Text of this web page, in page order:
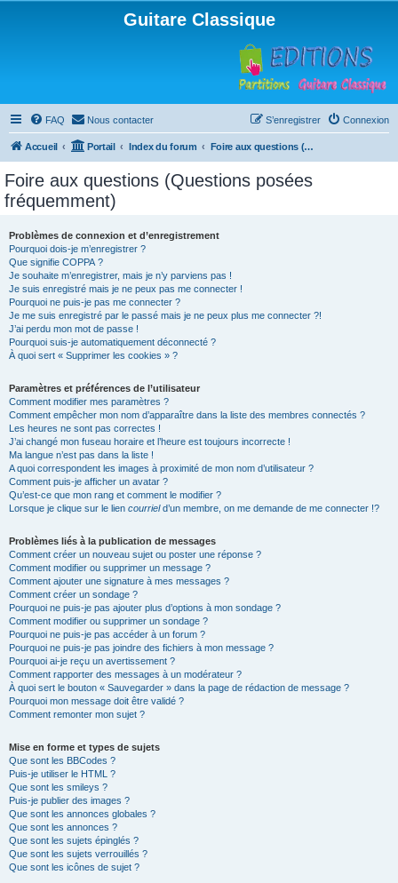
Guitare Classique
FAQ Nous contacter Connexion
S’enregistrer
Accueil Portail Index du forum Foire aux questions (Questions posées fréquemment)
Foire aux questions (Questions posées
fréquemment)
Problèmes de connexion et d’enregistrement
Pourquoi dois-je m’enregistrer ?
Que signifie COPPA ?
Je souhaite m’enregistrer, mais je n’y parviens pas !
Je suis enregistré mais je ne peux pas me connecter !
Pourquoi ne puis-je pas me connecter ?
Je me suis enregistré par le passé mais je ne peux plus me connecter ?!
J’ai perdu mon mot de passe !
Pourquoi suis-je automatiquement déconnecté ?
À quoi sert « Supprimer les cookies » ?
Paramètres et préférences de l’utilisateur
Comment modifier mes paramètres ?
Comment empêcher mon nom d’apparaître dans la liste des membres connectés ?
Les heures ne sont pas correctes !
J’ai changé mon fuseau horaire et l’heure est toujours incorrecte !
Ma langue n’est pas dans la liste !
A quoi correspondent les images à proximité de mon nom d’utilisateur ?
Comment puis-je afficher un avatar ?
Qu’est-ce que mon rang et comment le modifier ?
Lorsque je clique sur le lien courrield’un membre, on me demande de me connecter !?
Problèmes liés à la publication de messages
Comment créer un nouveau sujet ou poster une réponse ?
Comment modifier ou supprimer un message ?
Comment ajouter une signature à mes messages ?
Comment créer un sondage ?
Pourquoi ne puis-je pas ajouter plus d’options à mon sondage ?
Comment modifier ou supprimer un sondage ?
Pourquoi ne puis-je pas accéder à un forum ?
Pourquoi ne puis-je pas joindre des fichiers à mon message ?
Pourquoi ai-je reçu un avertissement ?
Comment rapporter des messages à un modérateur ?
À quoi sert le bouton « Sauvegarder » dans la page de rédaction de message ?
Pourquoi mon message doit être validé ?
Comment remonter mon sujet ?
Mise en forme et types de sujets
Que sont les BBCodes ?
Puis-je utiliser le HTML ?
Que sont les smileys ?
Puis-je publier des images ?
Que sont les annonces globales ?
Que sont les annonces ?
Que sont les sujets épinglés ?
Que sont les sujets verrouillés ?
Que sont les icônes de sujet ?